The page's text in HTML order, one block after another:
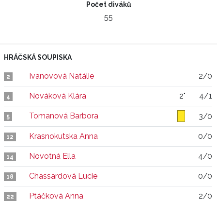
Počet diváků
55
HRÁČSKÁ SOUPISKA
2 Ivanovová Natálie 2/0
4 Nováková Klára 2" 4/1
5 Tomanová Barbora 3/0
12 Krasnokutska Anna 0/0
14 Novotná Ella 4/0
18 Chassardová Lucie 0/0
22 Ptáčková Anna 2/0